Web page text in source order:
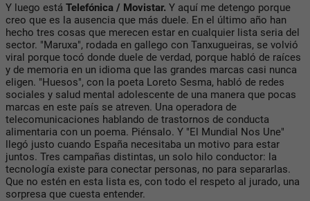
Y luego está Telefónica / Movistar. Y aquí me detengo porque
creo que es la ausencia que más duele. En el último año han
hecho tres cosas que merecen estar en cualquier lista seria del
sector. "Maruxa", rodada en gallego con Tanxugueiras, se volvió
viral porque tocó donde duele de verdad, porque habló de raíces
y de memoria en un idioma que las grandes marcas casi nunca
eligen. "Huesos", con la poeta Loreto Sesma, habló de redes
sociales y salud mental adolescente de una manera que pocas
marcas en este país se atreven. Una operadora de
telecomunicaciones hablando de trastornos de conducta
alimentaria con un poema. Piénsalo. Y "El Mundial Nos Une"
llegó justo cuando España necesitaba un motivo para estar
juntos. Tres campañas distintas, un solo hilo conductor: la
tecnología existe para conectar personas, no para separarlas.
Que no estén en esta lista es, con todo el respeto al jurado, una
sorpresa que cuesta entender.